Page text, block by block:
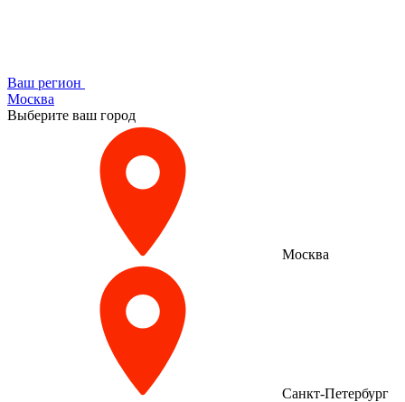
Ваш регион
Москва
Выберите ваш город
Москва
Санкт-Петербург